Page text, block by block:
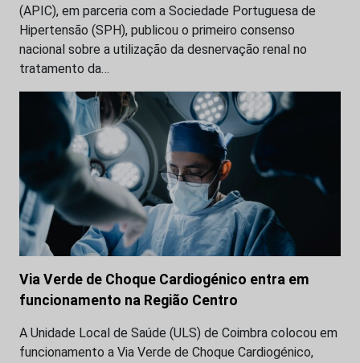
(APIC), em parceria com a Sociedade Portuguesa de
Hipertensão (SPH), publicou o primeiro consenso
nacional sobre a utilização da desnervação renal no
tratamento da…
Via Verde de Choque Cardiogénico entra em
funcionamento na Região Centro
A Unidade Local de Saúde (ULS) de Coimbra colocou em
funcionamento a Via Verde de Choque Cardiogénico,